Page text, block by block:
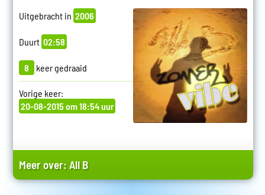
Uitgebracht in 2006
Duurt 02:58
8 keer gedraaid
Vorige keer:
20-08-2015 om 18:54 uur
Meer over:Ali B